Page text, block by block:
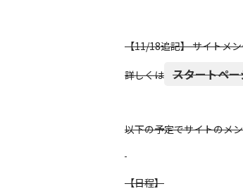
【11/18追記】 サイトメ
詳しくは スタートペ
以下の予定でサイトのメ
【日程】